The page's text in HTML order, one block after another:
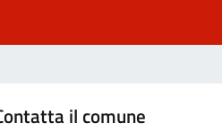
il comune